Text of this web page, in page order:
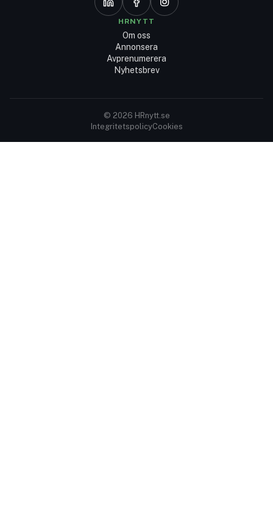
HRNYTT
Om oss
Annonsera
Avprenumerera
Nyhetsbrev
© 2026 HRnytt.se
IntegritetspolicyCookies